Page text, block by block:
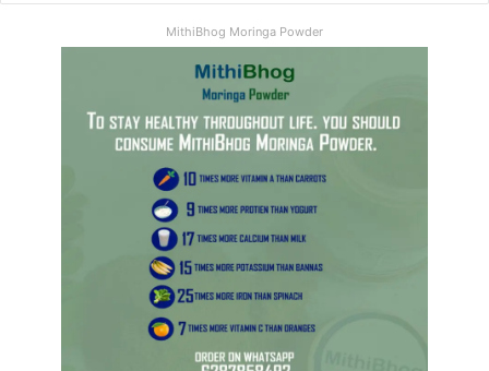
MithiBhog Moringa Powder